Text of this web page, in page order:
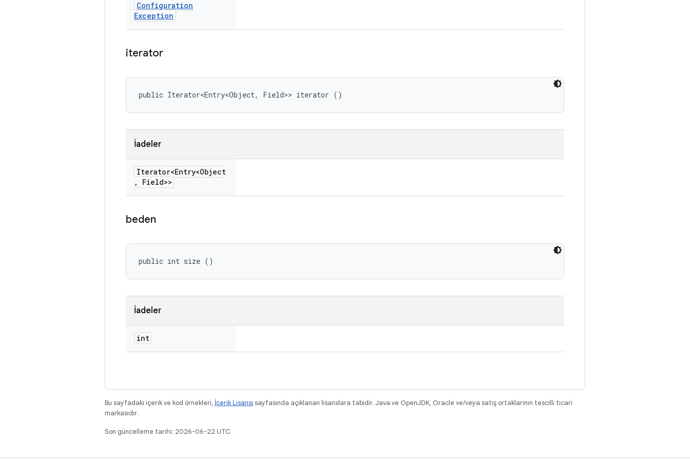
Configuration
Exception
iterator
public Iterator<Entry<Object, Field>> iterator ()
İadeler
Iterator<Entry<Object
,
Field>>
beden
public int size ()
İadeler
int
Bu sayfadaki içerik ve kod örnekleri, İçerik Lisansı sayfasında açıklanan lisanslara tabidir. Java ve OpenJDK, Oracle ve/veya satış ortaklarının tescilli ticari
markasıdır.
Son güncelleme tarihi: 2026-06-22 UTC.